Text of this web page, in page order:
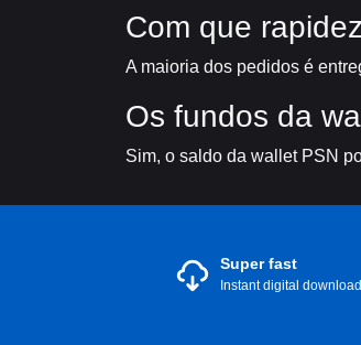
Com que
A maioria dos pedidos é
Os fundos da
Sim, o saldo da wallet PSN
Super fast
Instant digital download